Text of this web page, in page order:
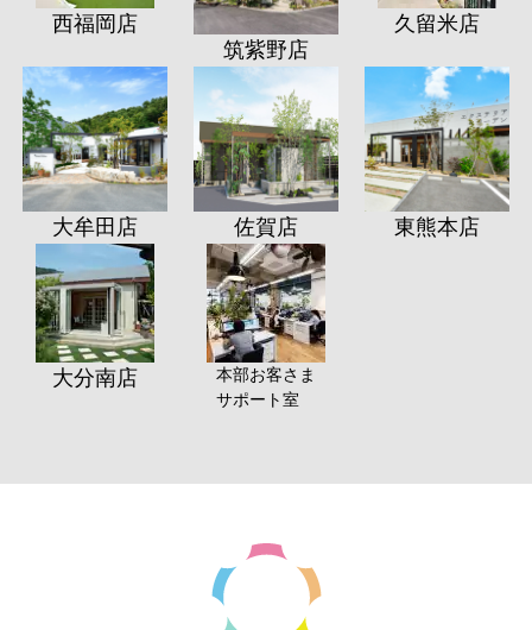
西福岡店
筑紫野店
久留米店
大牟田店 佐賀店 東熊本店
大分南店
本部お客さま
サポート室